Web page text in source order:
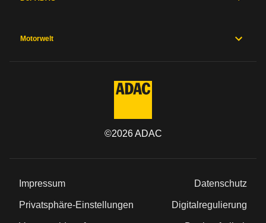
Motorwelt
©2026ADAC
Impressum Datenschutz
Privatsphäre-Einstellungen Digitalregulierung